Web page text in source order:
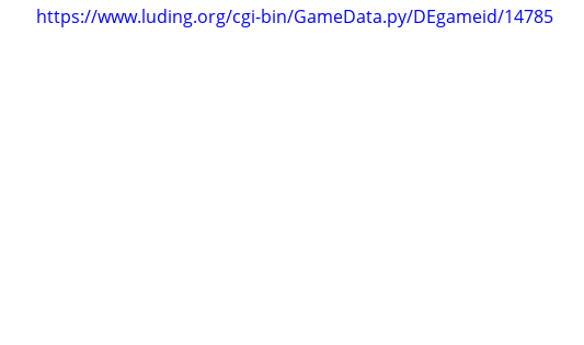
https://www.luding.org/cgi-bin/GameData.py/DEgameid/14785